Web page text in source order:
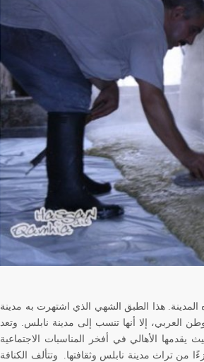
المدينة. هذا الطبق الشهي الذي اشتهرت به مدينة
العربي، إلا أنها تنسب إلى مدينة نابلس. وتعد
يقدمها الأهالي في أفخر المناسبات الاجتماعية
من تراث مدينة نابلس وثقافتها. وتتألف الكنافة